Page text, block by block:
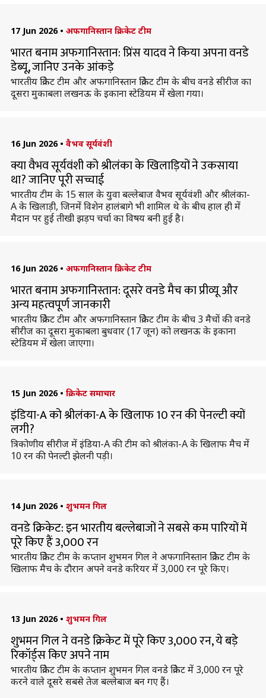
17 Jun 2026 • अफगानिस्तान क्रिकेट टीम
भारत बनाम अफगानिस्तान: प्रिंस यादव ने किया अपना वनडे
डेब्यू, जानिए उनके आंकड़े
भारतीय क्रिकेट टीम और अफगानिस्तान क्रिकेट टीम के बीच वनडे सीरीज का
दूसरा मुकाबला लखनऊ के इकाना स्टेडियम में खेला गया।
16 Jun 2026 • वैभव सूर्यवंशी
क्या वैभव सूर्यवंशी को श्रीलंका के खिलाड़ियों ने उकसाया
था? जानिए पूरी सच्चाई
भारतीय टीम के 15 साल के युवा बल्लेबाज वैभव सूर्यवंशी और श्रीलंका-
A के खिलाड़ी, जिनमें विशेन हालंबागे भी शामिल थे के बीच हाल ही में
मैदान पर हुई तीखी झड़प चर्चा का विषय बनी हुई है।
16 Jun 2026 • अफगानिस्तान क्रिकेट टीम
भारत बनाम अफगानिस्तान: दूसरे वनडे मैच का प्रीव्यू और
अन्य महत्वपूर्ण जानकारी
भारतीय क्रिकेट टीम और अफगानिस्तान क्रिकेट टीम के बीच 3 मैचों की वनडे
सीरीज का दूसरा मुकाबला बुधवार (17 जून) को लखनऊ के इकाना
स्टेडियम में खेला जाएगा।
15 Jun 2026 • क्रिकेट समाचार
इंडिया-A को श्रीलंका-A के खिलाफ 10 रन की पेनल्टी क्यों
लगी?
त्रिकोणीय सीरीज में इंडिया-A की टीम को श्रीलंका-A के खिलाफ मैच में
10 रन की पेनल्टी झेलनी पड़ी।
14 Jun 2026 • शुभमन गिल
वनडे क्रिकेट: इन भारतीय बल्लेबाजों ने सबसे कम पारियों में
पूरे किए हैं 3,000 रन
भारतीय क्रिकेट टीम के कप्तान शुभमन गिल ने अफगानिस्तान क्रिकेट टीम के
खिलाफ मैच के दौरान अपने वनडे करियर में 3,000 रन पूरे किए।
13 Jun 2026 • शुभमन गिल
शुभमन गिल ने वनडे क्रिकेट में पूरे किए 3,000 रन, ये बड़े
रिकॉर्ड्स किए अपने नाम
भारतीय क्रिकेट टीम के कप्तान शुभमन गिल वनडे क्रिकेट में 3,000 रन पूरे
करने वाले दूसरे सबसे तेज बल्लेबाज बन गए हैं।